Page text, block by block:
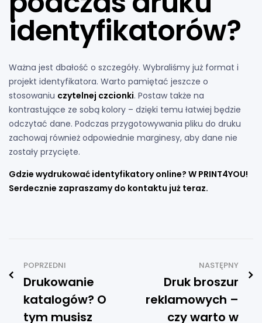
identyfikatorów?
Ważna jest dbałość o szczegóły. Wybraliśmy już format i
projekt identyfikatora. Warto pamiętać jeszcze o
stosowaniu czytelnej czcionki. Postaw także na
kontrastujące ze sobą kolory – dzięki temu łatwiej będzie
odczytać dane. Podczas przygotowywania pliku do druku
zachowaj również odpowiednie marginesy, aby dane nie
zostały przycięte.
Gdzie wydrukować identyfikatory online? W PRINT4YOU!
Serdecznie zapraszamy do kontaktu już teraz.
POPRZEDNI
Drukowanie
katalogów? O
tym musisz
NASTĘPNY
Druk broszur
reklamowych –
czy warto w